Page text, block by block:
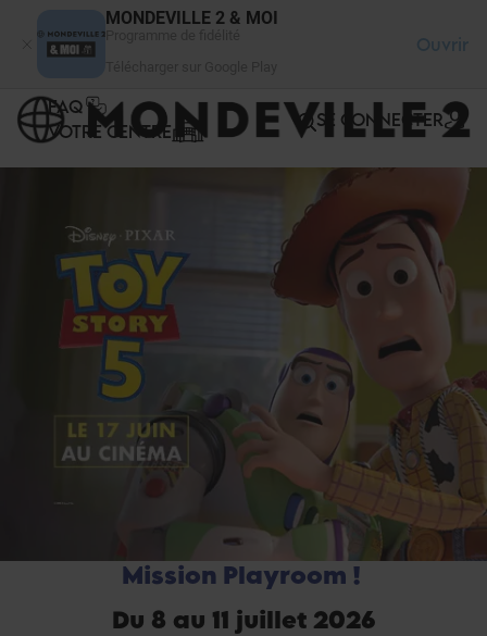
MONDEVILLE 2 & MOI
Ouvrir
FAQ
VOTRE CENTRE
SE CONNECTER
Mission Playroom !
Du 8 au 11 juillet 2026
Panneau de gestion des cookies